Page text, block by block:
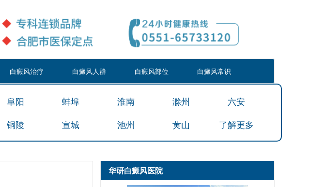
白癜风治疗 白癜风人群 白癜风部位 白癜风常识
阜阳 蚌埠 淮南 滁州
六安
铜陵 宣城 池州 黄山 了解更多
华研白癜风医院